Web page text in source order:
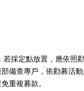
採定點放置，應依照
備查專戶，依勸募活
重複募款。